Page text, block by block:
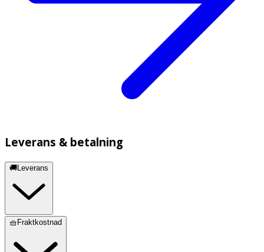
Leverans & betalning
🚚Leverans
🧺Fraktkostnad